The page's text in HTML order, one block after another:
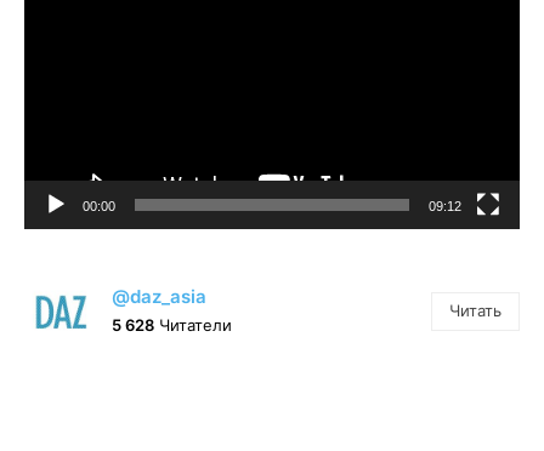
00:00 09:12
@daz_asia
5 628 Читатели
Читать